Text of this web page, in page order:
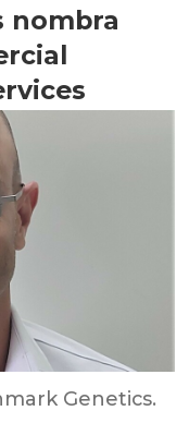
nombra
Genetics.